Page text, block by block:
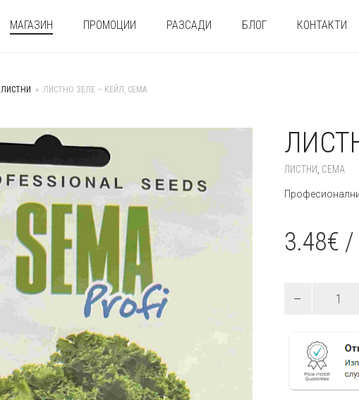
МАГАЗИН ПРОМОЦИИ РАЗСАДИ БЛОГ КОНТАКТИ
ЛИСТНИ » ЛИСТНО ЗЕЛЕ – КЕЙЛ, СЕМА
ЛИСТНИ СЕМА
3.48€ /
Кейл,
Сема